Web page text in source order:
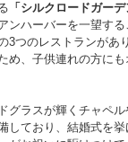
「シルクロードガーデ
ンハーバーを一望す
3つのレストランがあ
め、子供連れの方にも
グラスが輝くチャペ
しており、結婚式を